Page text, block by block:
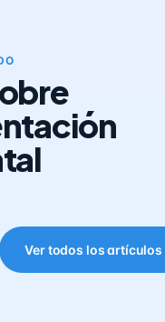
Ver todos los